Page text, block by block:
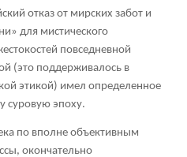
отказ от мирских забот и
для мистического
повседневной
(это поддерживалось в
этикой) имел определенное
суровую эпоху.
по вполне объективным
окончательно